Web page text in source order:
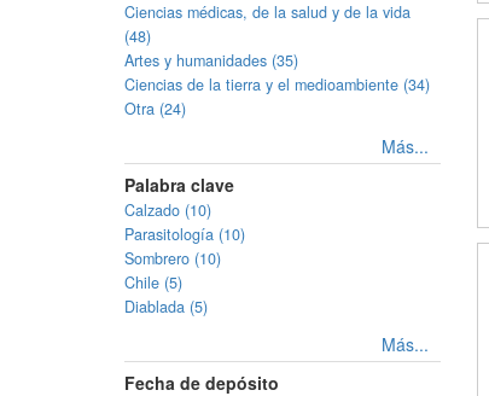
Ciencias médicas, de la salud y de la vida
(48)
Artes y humanidades (35)
Ciencias de la tierra y el medioambiente (34)
Otra (24)
Más...
Palabra clave
Calzado (10)
Parasitología (10)
Sombrero (10)
Chile (5)
Diablada (5)
Más...
Fecha de depósito